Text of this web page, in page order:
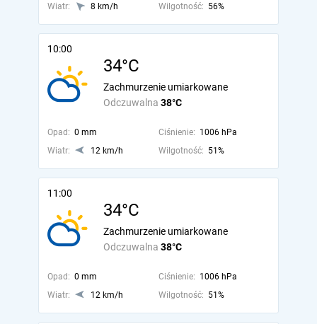
Wiatr:
8 km/h Wilgotność: 56%
10:00
34°C
Odczuwalna 38°C
Zachmurzenie umiarkowane
Opad: 0 mm Ciśnienie: 1006 hPa
Wiatr:
12 km/h Wilgotność: 51%
11:00
34°C
Odczuwalna 38°C
Zachmurzenie umiarkowane
Opad: 0 mm Ciśnienie: 1006 hPa
Wiatr:
12 km/h Wilgotność: 51%